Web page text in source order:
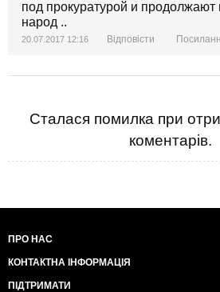
под прокуратурой и продолжают
народ ..
20.07.2017 12:16 Відповісти
Сталася помилка при
коментарів.
ПРО НАС
КОНТАКТНА ІНФОРМАЦІЯ
ПІДТРИМАТИ